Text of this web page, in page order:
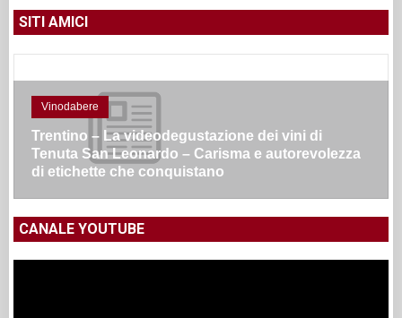
SITI AMICI
Vinodabere
Trentino – La videodegustazione dei vini di
Tenuta San Leonardo – Carisma e autorevolezza
di etichette che conquistano
CANALE YOUTUBE